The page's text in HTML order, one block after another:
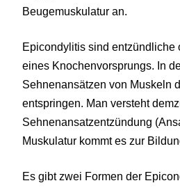
Beugemuskulatur an.
Epicondylitis sind entzündliche
eines Knochenvorsprungs. In
Sehnenansätzen von Muskeln
entspringen. Man versteht
Sehnenansatzentzündung
Muskulatur kommt es zur
Es gibt zwei Formen der